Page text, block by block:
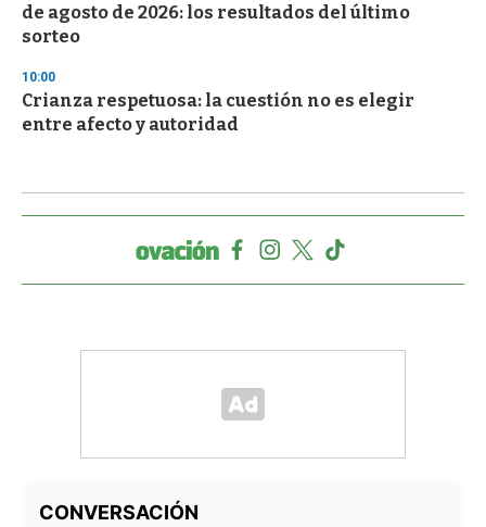
de agosto de 2026: los resultados del último
sorteo
10:00
Crianza respetuosa: la cuestión no es elegir
entre afecto y autoridad